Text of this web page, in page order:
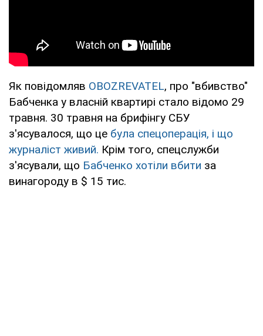
Як повідомляв OBOZREVATEL, про "вбивство"
Бабченка у власній квартирі стало відомо 29
травня. 30 травня на брифінгу СБУ
з'ясувалося, що це була спецоперація, і що
журналіст живий. Крім того, спецслужби
з'ясували, що Бабченко хотіли вбити за
винагороду в $ 15 тис.